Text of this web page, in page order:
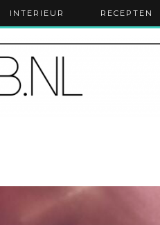
INTERIEUR RECEPTEN